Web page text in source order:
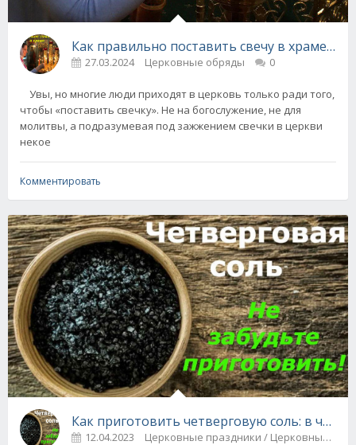
Как правильно поставить свечу в храме -
27.03.2024 Церковные обряды 0
Увы, но многие люди приходят в церковь только ради того,
чтобы «поставить свечку». Не на богослужение, не для
молитвы, а подразумевая под зажжением свечки в церкви
некое
Комментировать
Как приготовить четверговую соль: в чем
12.04.2023 Церковные праздники / Церковные